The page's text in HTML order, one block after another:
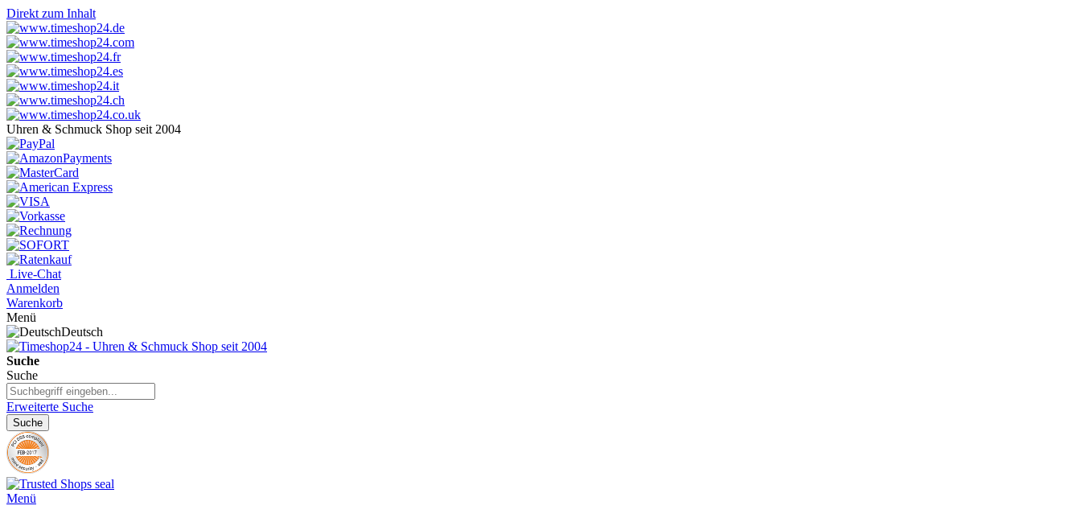
Direkt zum Inhalt
Uhren & Schmuck Shop seit 2004
Live-Chat
Anmelden
Warenkorb
Menü
Deutsch
Suche
Suche
Erweiterte Suche
Suche
Menü